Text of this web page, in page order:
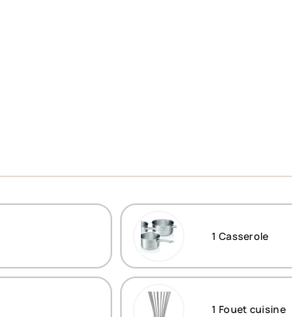
1 Casserole
1 Fouet cuisine